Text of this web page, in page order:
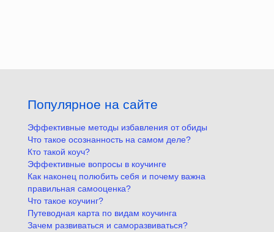
Популярное на сайте
Эффективные методы избавления от обиды
Что такое осознанность на самом деле?
Кто такой коуч?
Эффективные вопросы в коучинге
Как наконец полюбить себя и почему важна
правильная самооценка?
Что такое коучинг?
Путеводная карта по видам коучинга
Зачем развиваться и саморазвиваться?